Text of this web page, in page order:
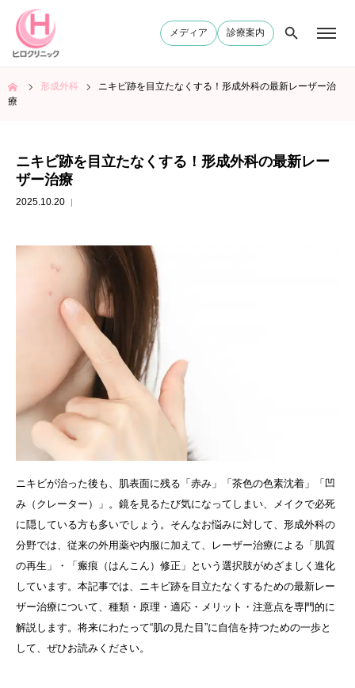
メディア 診療案内
形成外科
ニキビ跡を目立たなくする！形成外科の最新レーザー治
療
ニキビ跡を目立たなくする！形成外科の最新レー
ザー治療
2025.10.20
ニキビが治った後も、肌表面に残る「赤み」「茶色の色素沈着」「凹
み（クレーター）」。鏡を見るたび気になってしまい、メイクで必死
に隠している方も多いでしょう。そんなお悩みに対して、形成外科の
分野では、従来の外用薬や内服に加えて、レーザー治療による「肌質
の再生」・「瘢痕（はんこん）修正」という選択肢がめざましく進化
しています。本記事では、ニキビ跡を目立たなくするための最新レー
ザー治療について、種類・原理・適応・メリット・注意点を専門的に
解説します。将来にわたって“肌の見た目”に自信を持つための一歩と
して、ぜひお読みください。